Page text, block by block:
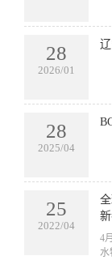
28
2026/01
28
2025/04
25
2022/04
​4
水